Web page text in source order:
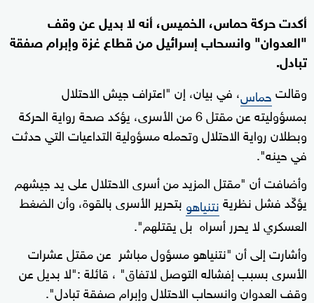
أكدت حركة حماس، الخميس، أنه لا بديل عن وقف
"العدوان" وانسحاب إسرائيل من قطاع غزة وإبرام صفقة
تبادل.
وقالتحماس، في بيان، إن "اعتراف جيش الاحتلال
بمسؤوليته عن مقتل 6 من الأسرى، يؤكد صحة رواية الحركة
وبطلان رواية الاحتلال وتحمله مسؤولية التداعيات التي حدثت
في حينه".
وأضافت أن "مقتل المزيد من أسرى الاحتلال على يد جيشهم
يؤكّد فشل نظريةنتنياهو بتحرير الأسرى بالقوة، وأن الضغط
العسكري لا يحرر أسراه بل يقتلهم".
وأشارت إلى أن "نتنياهو مسؤول مباشر عن مقتل عشرات
الأسرى بسبب إفشاله التوصل لاتفاق" ، قائلة :"لا بديل عن
وقف العدوان وانسحاب الاحتلال وإبرام صفقة تبادل".